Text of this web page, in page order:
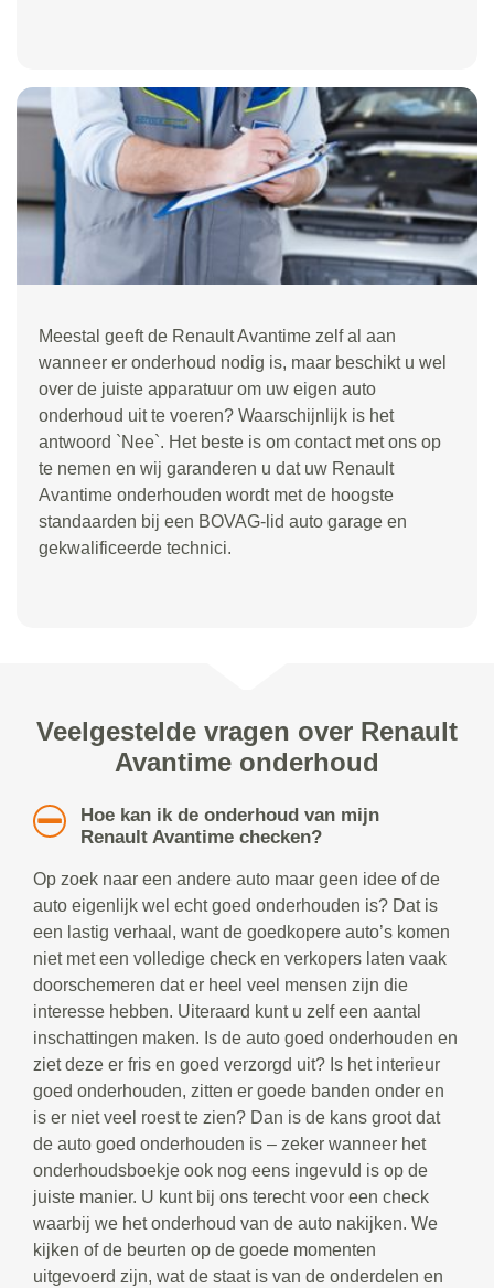
Meestal geeft de Renault Avantime zelf al aan
wanneer er onderhoud nodig is, maar beschikt u wel
over de juiste apparatuur om uw eigen auto
onderhoud uit te voeren? Waarschijnlijk is het
antwoord `Nee`. Het beste is om contact met ons op
te nemen en wij garanderen u dat uw Renault
Avantime onderhouden wordt met de hoogste
standaarden bij een BOVAG-lid auto garage en
gekwalificeerde technici.
Veelgestelde vragen over Renault
Avantime onderhoud
Hoe kan ik de onderhoud van mijn
Renault Avantime checken?
Op zoek naar een andere auto maar geen idee of de
auto eigenlijk wel echt goed onderhouden is? Dat is
een lastig verhaal, want de goedkopere auto’s komen
niet met een volledige check en verkopers laten vaak
doorschemeren dat er heel veel mensen zijn die
interesse hebben. Uiteraard kunt u zelf een aantal
inschattingen maken. Is de auto goed onderhouden en
ziet deze er fris en goed verzorgd uit? Is het interieur
goed onderhouden, zitten er goede banden onder en
is er niet veel roest te zien? Dan is de kans groot dat
de auto goed onderhouden is – zeker wanneer het
onderhoudsboekje ook nog eens ingevuld is op de
juiste manier. U kunt bij ons terecht voor een check
waarbij we het onderhoud van de auto nakijken. We
kijken of de beurten op de goede momenten
uitgevoerd zijn, wat de staat is van de onderdelen en